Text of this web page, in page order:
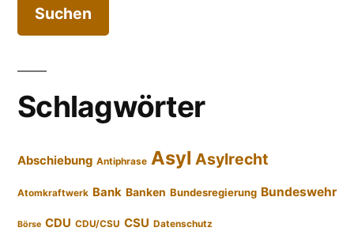
Schlagwörter
Abschiebung Antiphrase Asyl Asylrecht
Atomkraftwerk Bank Banken Bundesregierung Bundeswehr
Börse CDU CDU/CSU CSU Datenschutz